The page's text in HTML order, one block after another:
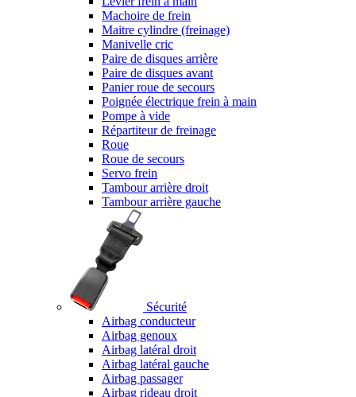
Machoire de frein
Maitre cylindre (freinage)
Manivelle cric
Paire de disques arrière
Paire de disques avant
Panier roue de secours
Poignée électrique frein à main
Pompe à vide
Répartiteur de freinage
Roue
Roue de secours
Servo frein
Tambour arrière droit
Tambour arrière gauche
Sécurité
Airbag conducteur
Airbag genoux
Airbag latéral droit
Airbag latéral gauche
Airbag passager
Airbag rideau droit